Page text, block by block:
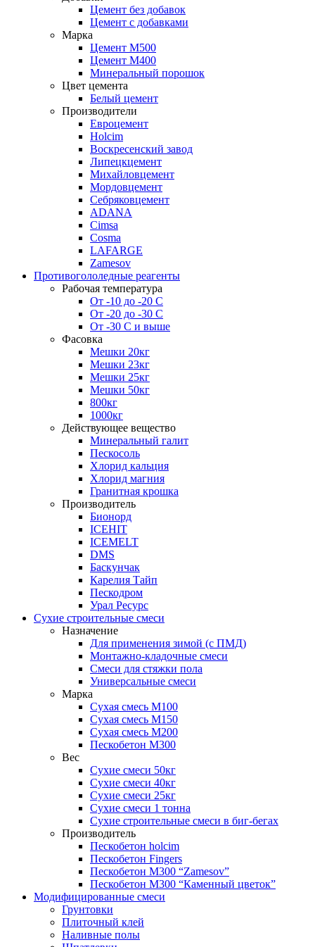
Цемент без добавок
Цемент с добавками
Марка
Цемент М500
Цемент М400
Минеральный порошок
Цвет цемента
Белый цемент
Производители
Евроцемент
Holcim
Воскресенский завод
Липецкцемент
Михайловцемент
Мордовцемент
Себряковцемент
ADANA
Cimsa
Cosma
LAFARGE
Zamesov
Противогололедные реагенты
Рабочая температура
От -10 до -20 С
От -20 до -30 С
От -30 С и выше
Фасовка
Мешки 20кг
Мешки 23кг
Мешки 25кг
Мешки 50кг
800кг
1000кг
Действующее вещество
Минеральный галит
Пескосоль
Хлорид кальция
Хлорид магния
Гранитная крошка
Производитель
Бионорд
ICEHIT
ICEMELT
DMS
Баскунчак
Карелия Тайп
Пескодром
Урал Ресурс
Сухие строительные смеси
Назначение
Для применения зимой (с ПМД)
Монтажно-кладочные смеси
Смеси для стяжки пола
Универсальные смеси
Марка
Сухая смесь М100
Сухая смесь М150
Сухая смесь М200
Пескобетон М300
Вес
Сухие смеси 50кг
Сухие смеси 40кг
Сухие смеси 25кг
Сухие смеси 1 тонна
Сухие строительные смеси в биг-бегах
Производитель
Пескобетон holcim
Пескобетон Fingers
Пескобетон М300 “Zamesov”
Пескобетон М300 “Каменный цветок”
Модифицированные смеси
Грунтовки
Плиточный клей
Наливные полы